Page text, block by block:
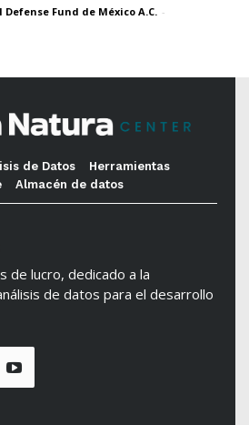
Fund de México A.C. -
de Datos
Herramientas
Almacén de datos
de lucro, dedicado a la
de datos para el desarrollo